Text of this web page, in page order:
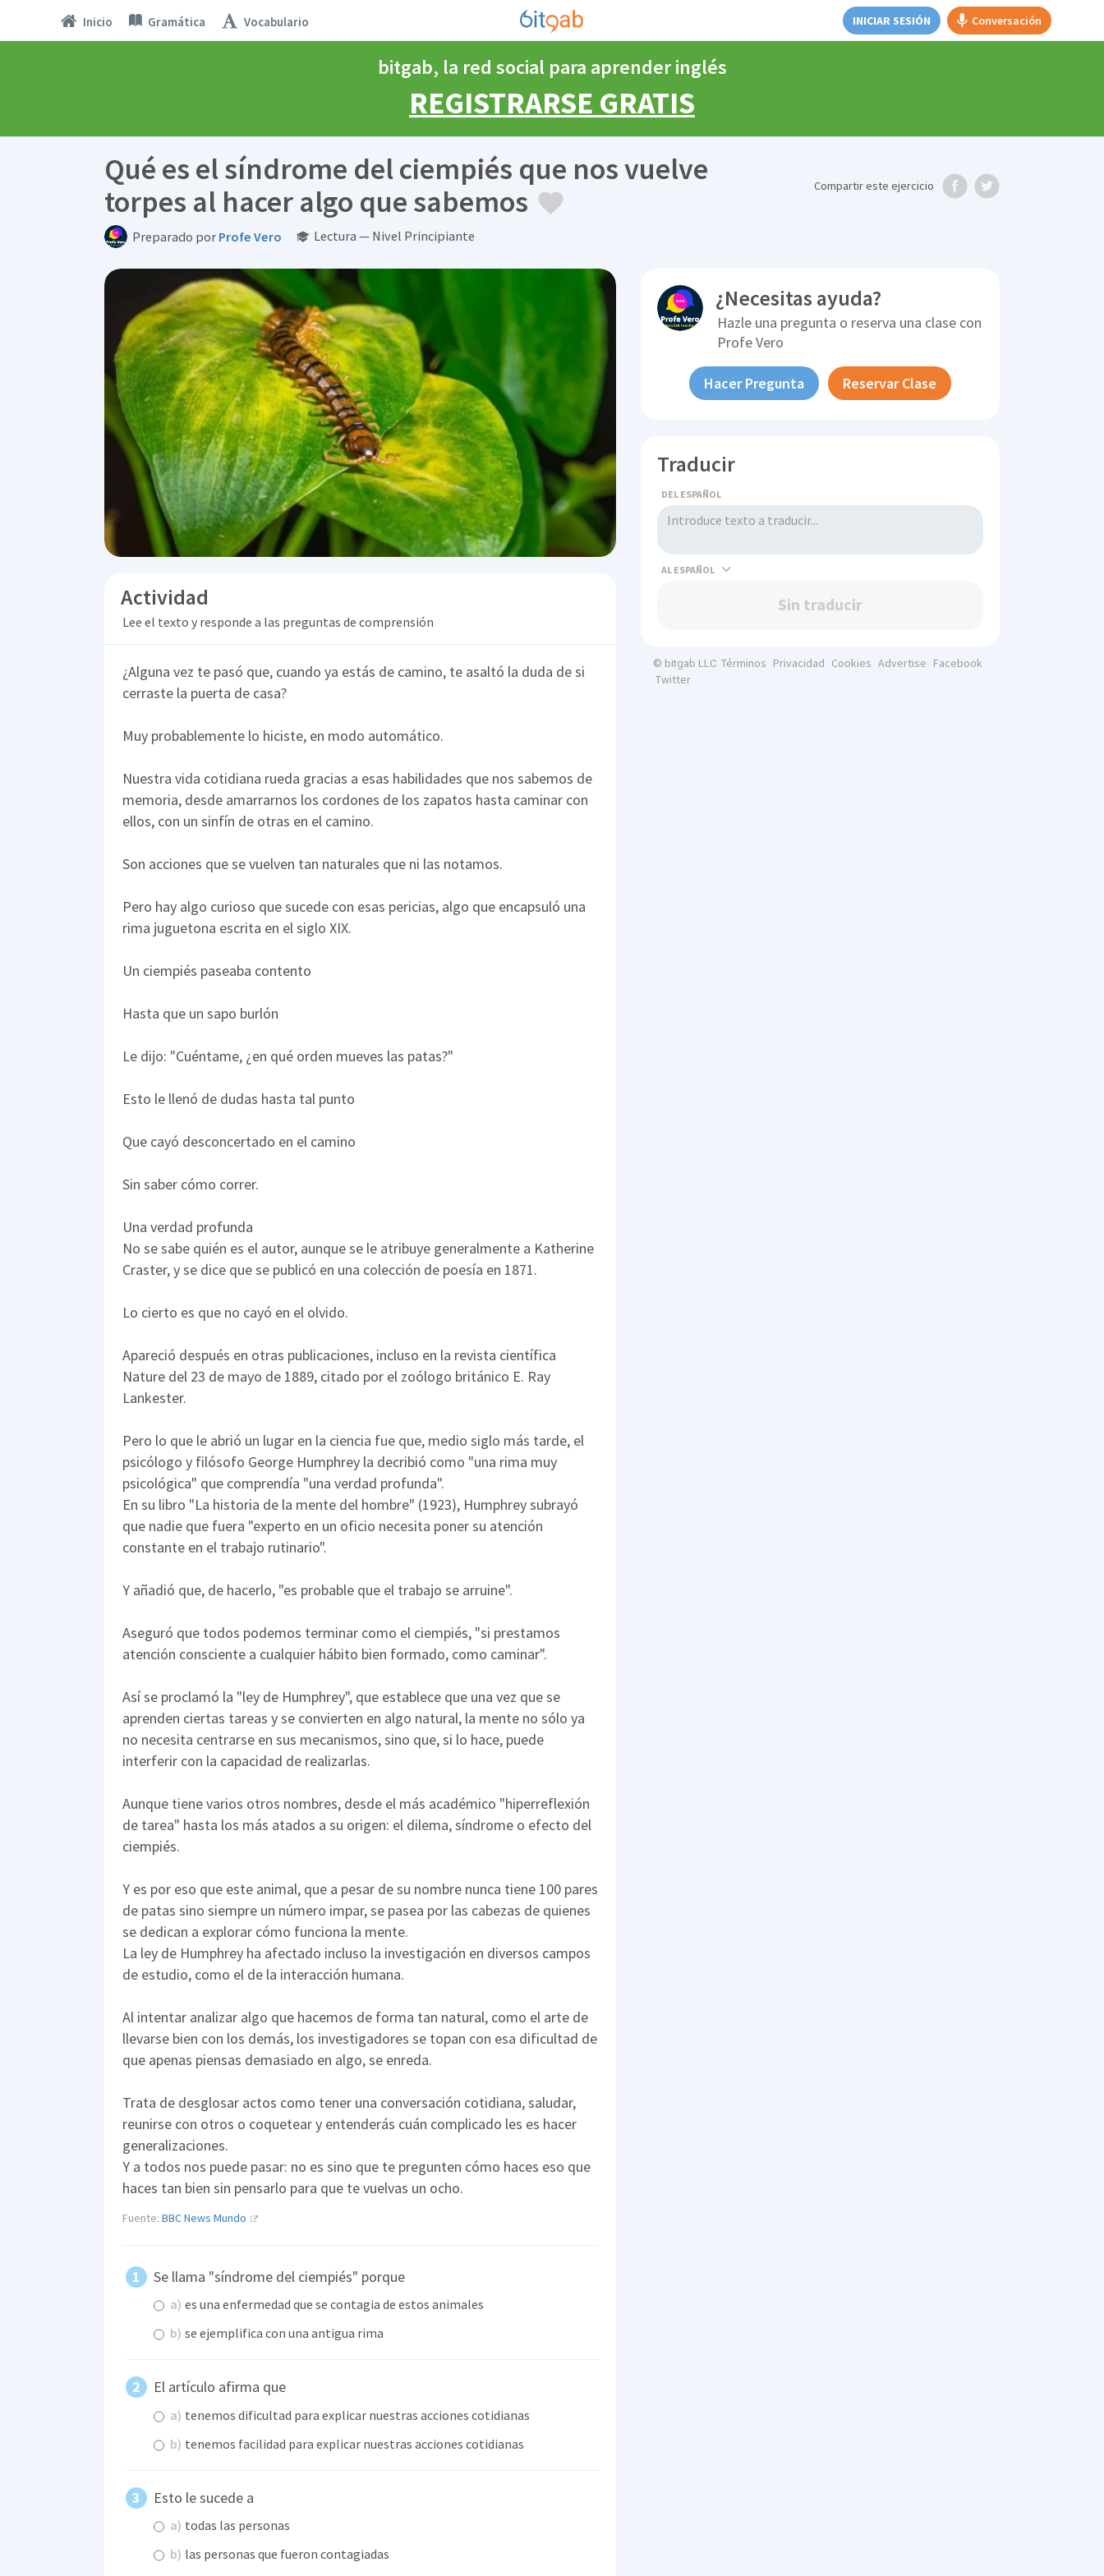
Inicio Gramática Vocabulario INICIAR SESIÓN Conversación
bitgab, la red social para aprender inglés
REGISTRARSE GRATIS
Qué es el síndrome del ciempiés que nos vuelve
torpes al hacer algo que sabemos
Preparado por Profe Vero Lectura — Nivel Principiante
Compartireste ejercicio
Actividad
Lee el texto y responde a las preguntas de comprensión
¿Alguna vez te pasó que, cuando ya estás de camino, te asaltó la duda de si
cerraste la puerta de casa?
Muy probablemente lo hiciste, en modo automático.
Nuestra vida cotidiana rueda gracias a esas habilidades que nos sabemos de
memoria, desde amarrarnos los cordones de los zapatos hasta caminar con
ellos, con un sinfín de otras en el camino.
Son acciones que se vuelven tan naturales que ni las notamos.
Pero hay algo curioso que sucede con esas pericias, algo que encapsuló una
rima juguetona escrita en el siglo XIX.
Un ciempiés paseaba contento
Hasta que un sapo burlón
Le dijo: "Cuéntame, ¿en qué orden mueves las patas?"
Esto le llenó de dudas hasta tal punto
Que cayó desconcertado en el camino
Sin saber cómo correr.
Una verdad profunda
No se sabe quién es el autor, aunque se le atribuye generalmente a Katherine
Craster, y se dice que se publicó en una colección de poesía en 1871.
Lo cierto es que no cayó en el olvido.
Apareció después en otras publicaciones, incluso en la revista científica
Nature del 23 de mayo de 1889, citado por el zoólogo británico E. Ray
Lankester.
Pero lo que le abrió un lugar en la ciencia fue que, medio siglo más tarde, el
psicólogo y filósofo George Humphrey la decribió como "una rima muy
psicológica" que comprendía "una verdad profunda".
En su libro "La historia de la mente del hombre" (1923), Humphrey subrayó
que nadie que fuera "experto en un oficio necesita poner su atención
constante en el trabajo rutinario".
Y añadió que, de hacerlo, "es probable que el trabajo se arruine".
Aseguró que todos podemos terminar como el ciempiés, "si prestamos
atención consciente a cualquier hábito bien formado, como caminar".
Así se proclamó la "ley de Humphrey", que establece que una vez que se
aprenden ciertas tareas y se convierten en algo natural, la mente no sólo ya
no necesita centrarse en sus mecanismos, sino que, si lo hace, puede
interferir con la capacidad de realizarlas.
Aunque tiene varios otros nombres, desde el más académico "hiperreflexión
de tarea" hasta los más atados a su origen: el dilema, síndrome o efecto del
ciempiés.
Y es por eso que este animal, que a pesar de su nombre nunca tiene 100 pares
de patas sino siempre un número impar, se pasea por las cabezas de quienes
se dedican a explorar cómo funciona la mente.
La ley de Humphrey ha afectado incluso la investigación en diversos campos
de estudio, como el de la interacción humana.
Al intentar analizar algo que hacemos de forma tan natural, como el arte de
llevarse bien con los demás, los investigadores se topan con esa dificultad de
que apenas piensas demasiado en algo, se enreda.
Trata de desglosar actos como tener una conversación cotidiana, saludar,
reunirse con otros o coquetear y entenderás cuán complicado les es hacer
generalizaciones.
Y a todos nos puede pasar: no es sino que te pregunten cómo haces eso que
haces tan bien sin pensarlo para que te vuelvas un ocho.
Fuente: BBC News Mundo
Se llama "síndrome del ciempiés" porque
a) es una enfermedad que se contagia de estos animales
b) se ejemplifica con una antigua rima
El artículo afirma que
a) tenemos dificultad para explicar nuestras acciones cotidianas
b) tenemos facilidad para explicar nuestras acciones cotidianas
Esto le sucede a
a) todas las personas
b) las personas que fueron contagiadas
¿Necesitas ayuda?
Hazle una pregunta o reserva una clase con
Profe Vero
Hacer Pregunta Reservar Clase
Traducir
DEL ESPAÑOL
AL
Sin traducir
© bitgab LLC Términos Privacidad Cookies Advertise Facebook
Twitter